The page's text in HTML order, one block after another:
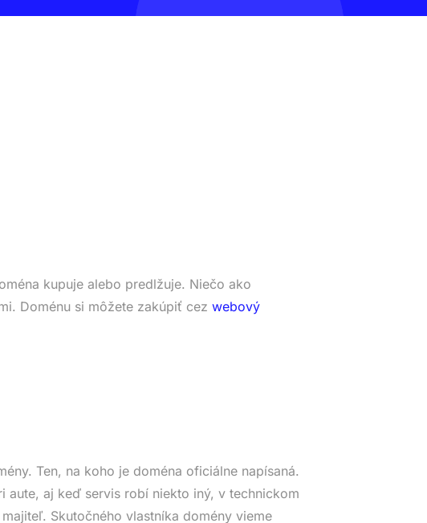
kupuje alebo predlžuje. Niečo ako
Doménu si môžete zakúpiť cez webový
Ten, na koho je doména oficiálne napísaná.
aute, aj keď servis robí niekto iný, v technickom
Skutočného vlastníka domény vieme